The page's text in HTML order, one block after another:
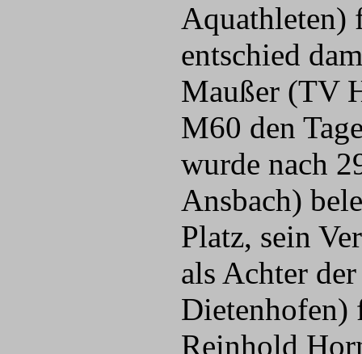
Aquathleten)
entschied
Maußer (TV
M60 den
wurde nach
Ansbach)
Platz, sein
als Achter
Dietenhofen)
Reinhold